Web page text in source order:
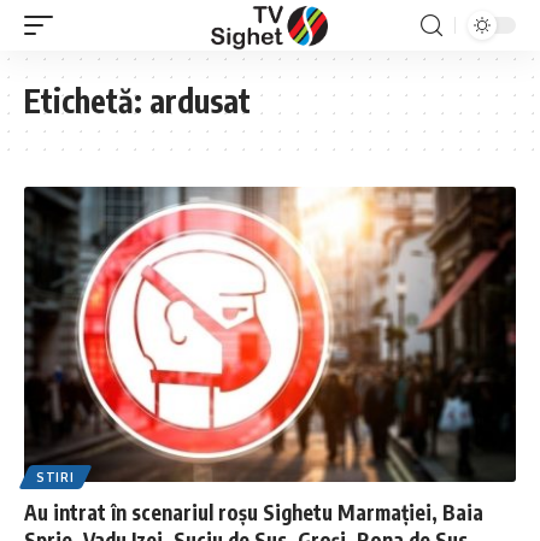
Etichetă: ardusat
STIRI
Au intrat în scenariul roșu Sighetu Marmației, Baia